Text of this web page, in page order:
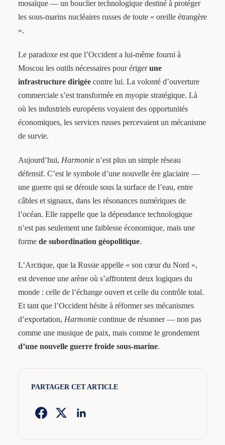
mosaïque — un bouclier technologique destiné à protéger
les sous-marins nucléaires russes de toute « oreille étrangère
».
Le paradoxe est que l’Occident a lui-même fourni à
Moscou les outils nécessaires pour érigerune
infrastructure dirigéecontre lui. La volonté d’ouverture
commerciale s’est transformée en myopie stratégique. Là
où les industriels européens voyaient des opportunités
économiques, les services russes percevaient un mécanisme
de survie.
Aujourd’hui, Harmonien’est plus un simple réseau
défensif. C’est le symbole d’une nouvelle ère glaciaire —
une guerre qui se déroule sous la surface de l’eau, entre
câbles et signaux, dans les résonances numériques de
l’océan. Elle rappelle que la dépendance technologique
n’est pas seulement une faiblesse économique, mais une
forme de subordination géopolitique.
L’Arctique, que la Russie appelle « son cœur du Nord »,
est devenue une arène où s’affrontent deux logiques du
monde : celle de l’échange ouvert et celle du contrôle total.
Et tant que l’Occident hésite à réformer ses mécanismes
d’exportation, Harmoniecontinue de résonner — non pas
comme une musique de paix, mais comme le grondement
d’une nouvelle guerre froide sous-marine.
PARTAGER CET ARTICLE